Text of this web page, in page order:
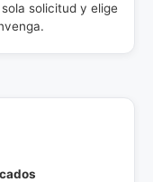
solicitud y elige